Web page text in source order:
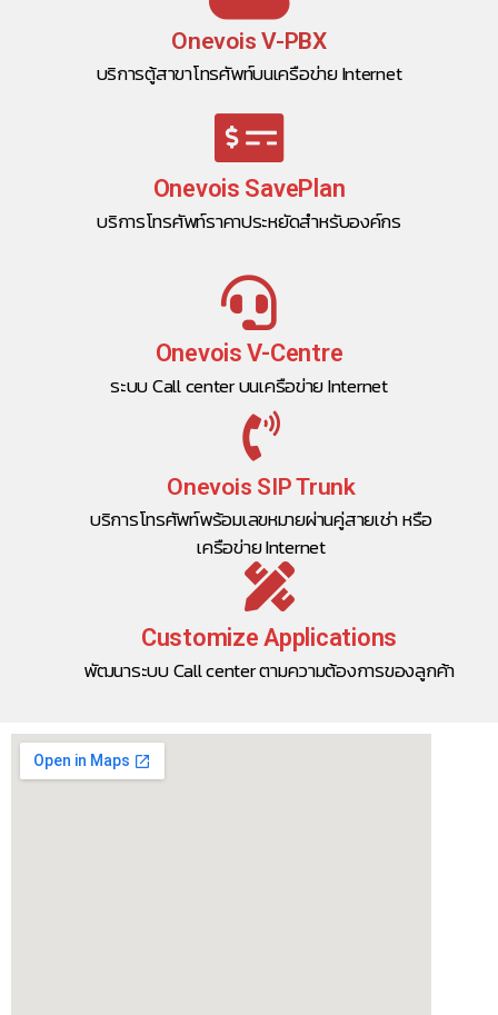
Onevois V-PBX
บริการตู้สาขาโทรศัพท์บนเครือข่าย Internet
Onevois SavePlan
บริการโทรศัพท์ราคาประหยัดสำหรับองค์กร
Onevois V-Centre
ระบบ Call center บนเครือข่าย Internet
Onevois SIP Trunk
บริการโทรศัพท์พร้อมเลขหมายผ่านคู่สายเช่า หรือ
เครือข่าย Internet
Customize Applications
พัฒนาระบบ Call center ตามความต้องการของลูกค้า